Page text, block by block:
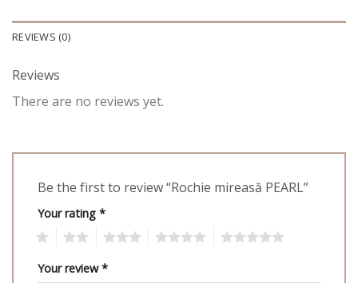
REVIEWS (0)
Reviews
There are no reviews yet.
Be the first to review “Rochie mireasă PEARL”
Your rating *
Your review*